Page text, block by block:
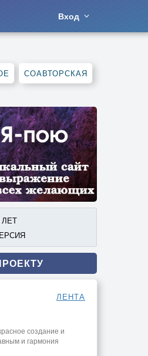
Вход
СОАВТОРСКАЯ
ЛЕНТА
создание и
и гармония